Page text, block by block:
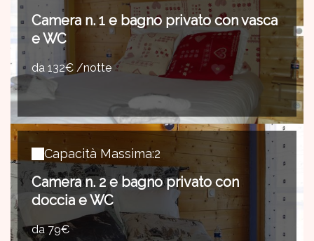
Camera n. 1 e bagno privato con vasca
e WC
da 132€ /notte
Capacità Massima:2
Camera n. 2 e bagno privato con
doccia e WC
da 79€